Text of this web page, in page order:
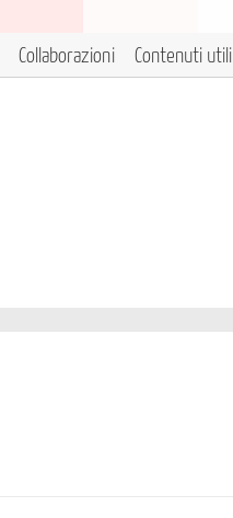
Collaborazioni Contenuti utili